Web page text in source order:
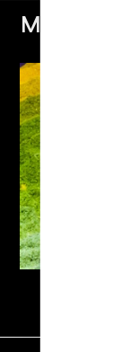
Mapping